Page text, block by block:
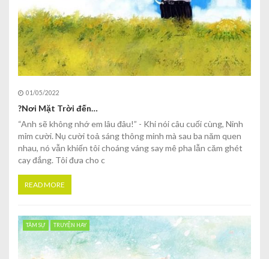
01/05/2022
?Nơi Mặt Trời đến…
“Anh sẽ không nhớ em lâu đâu!” - Khi nói câu cuối cùng, Ninh
mỉm cười. Nụ cười toả sáng thông minh mà sau ba năm quen
nhau, nó vẫn khiến tôi choáng váng say mê pha lẫn căm ghét
cay đắng. Tôi đưa cho c
READ MORE
TÂM SỰ TRUYỆN HAY